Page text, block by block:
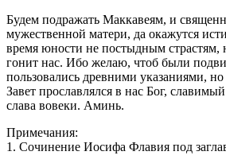
Будем подражать Маккавеям, и
мужественной матери, да окажутся
время юности не постыдным страстям,
гонит нас. Ибо желаю, чтоб были
пользовались древними указаниями,
Завет прославлялся в нас Бог,
слава вовеки. Аминь.
Примечания:
1. Сочинение Иосифа Флавия под